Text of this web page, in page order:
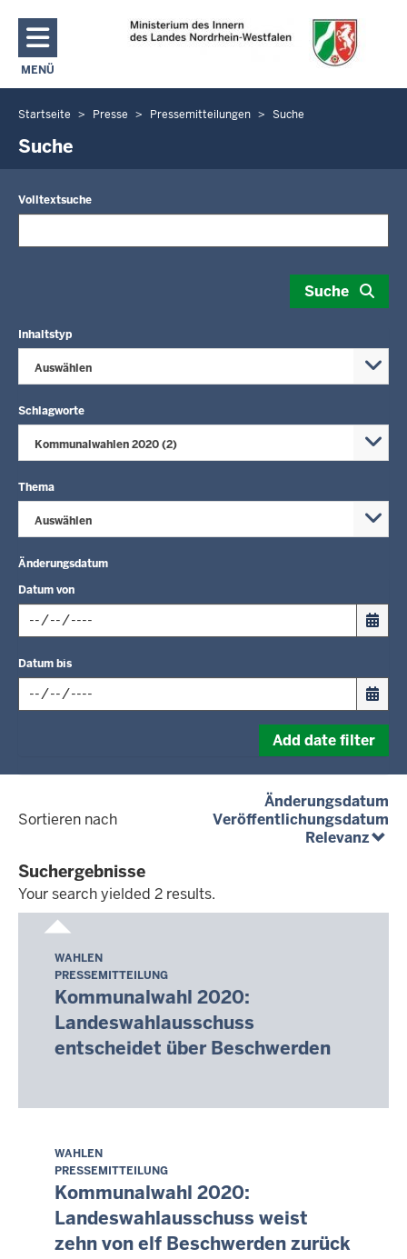
Direkt zum Inhalt
MENÜ
NAVIGATION AKTIVIEREN/DEAKTIVIEREN: MAIN MENU
Sie
befinden
Startseite Presse Pressemitteilungen Suche
Suche
Volltextsuche
Suche
Inhaltstyp
Auswählen
Schlagworte
Kommunalwahlen 2020 (2)
Thema
Auswählen
Änderungsdatum
Datum von
date
format:
Datum bis
dd.mm.yyyy
Add date filter
Sortieren nach
Änderungsdatum
Veröffentlichungsdatum
Relevanz
Suchergebnisse
Your search yielded 2 results.
Your
yielded
results.
Donnerstag,
6.
August
2026
-
WAHLEN
PRESSEMITTEILUNG
Kommunalwahl 2020:
Landeswahlausschuss
entscheidet über Beschwerden
Donnerstag,
6.
August
2026
-
WAHLEN
PRESSEMITTEILUNG
Kommunalwahl 2020:
Landeswahlausschuss weist
zehn von elf Beschwerden zurück